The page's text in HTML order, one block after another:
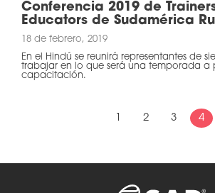
Conferencia 2019 de
Educators de Sudamérica
18 de febrero, 2019
En el Hindú se reunirá representantes de
trabajar en lo que será una temporada a
capacitación.
1 2 3 4